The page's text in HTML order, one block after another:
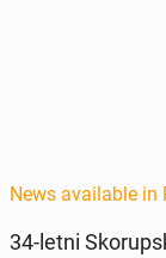
News available in
34-letni